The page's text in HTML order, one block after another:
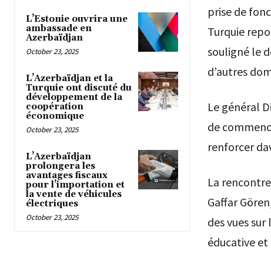
L’Estonie ouvrira une
ambassade en
Azerbaïdjan
October 23, 2025
L’Azerbaïdjan et la
Turquie ont discuté du
développement de la
coopération
économique
October 23, 2025
L’Azerbaïdjan
prolongera les
avantages fiscaux
pour l’importation et
la vente de véhicules
électriques
October 23, 2025
prise de
Turquie
souligné le
d’autres
Le général
de
renforcer
La
Gaffar
des vues
éducative et